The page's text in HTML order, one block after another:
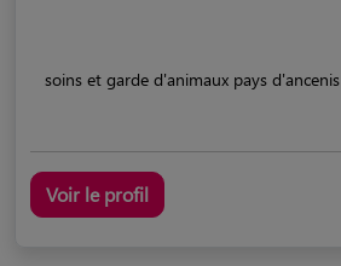
soins et garde d'animaux pays d'ancenis
Voir le profil